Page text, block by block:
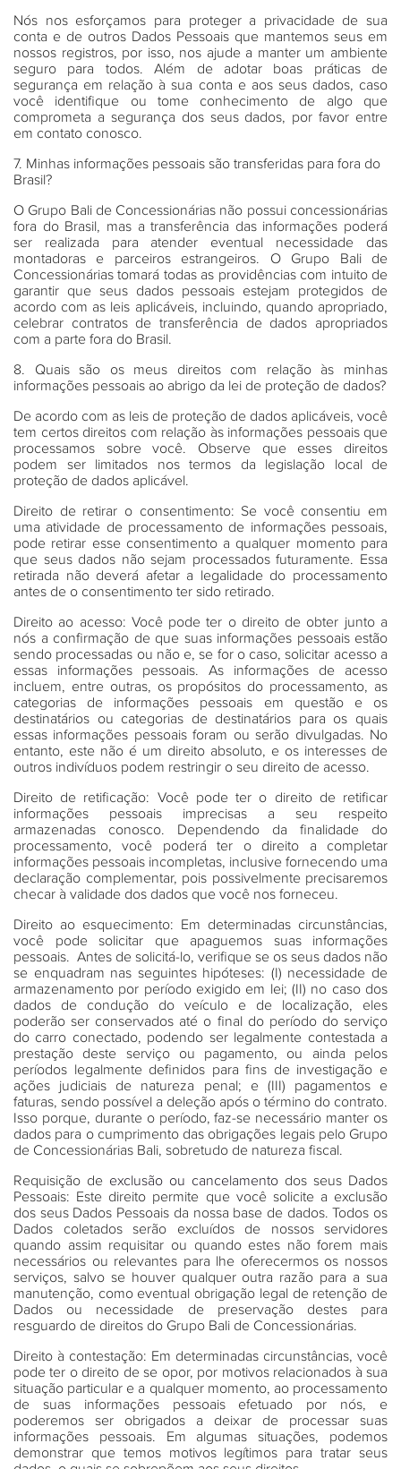
Nós nos esforçamos para proteger a privacidade de sua
conta e de outros Dados Pessoais que mantemos seus em
nossos registros, por isso, nos ajude a manter um ambiente
seguro para todos. Além de adotar boas práticas de
segurança em relação à sua conta e aos seus dados, caso
você identifique ou tome conhecimento de algo que
comprometa a segurança dos seus dados, por favor entre
em contato conosco.
7. Minhas informações pessoais são transferidas para fora do
Brasil?
O Grupo Bali de Concessionárias não possui concessionárias
fora do Brasil, mas a transferência das informações poderá
ser realizada para atender eventual necessidade das
montadoras e parceiros estrangeiros. O Grupo Bali de
Concessionárias tomará todas as providências com intuito de
garantir que seus dados pessoais estejam protegidos de
acordo com as leis aplicáveis, incluindo, quando apropriado,
celebrar contratos de transferência de dados apropriados
com a parte fora do Brasil.
8. Quais são os meus direitos com relação às minhas
informações pessoais ao abrigo da lei de proteção de dados?
De acordo com as leis de proteção de dados aplicáveis, você
tem certos direitos com relação às informações pessoais que
processamos sobre você. Observe que esses direitos
podem ser limitados nos termos da legislação local de
proteção de dados aplicável.
Direito de retirar o consentimento: Se você consentiu em
uma atividade de processamento de informações pessoais,
pode retirar esse consentimento a qualquer momento para
que seus dados não sejam processados futuramente. Essa
retirada não deverá afetar a legalidade do processamento
antes de o consentimento ter sido retirado.
Direito ao acesso: Você pode ter o direito de obter junto a
nós a confirmação de que suas informações pessoais estão
sendo processadas ou não e, se for o caso, solicitar acesso a
essas informações pessoais. As informações de acesso
incluem, entre outras, os propósitos do processamento, as
categorias de informações pessoais em questão e os
destinatários ou categorias de destinatários para os quais
essas informações pessoais foram ou serão divulgadas. No
entanto, este não é um direito absoluto, e os interesses de
outros indivíduos podem restringir o seu direito de acesso.
Direito de retificação: Você pode ter o direito de retificar
informações pessoais imprecisas a seu respeito
armazenadas conosco. Dependendo da finalidade do
processamento, você poderá ter o direito a completar
informações pessoais incompletas, inclusive fornecendo uma
declaração complementar, pois possivelmente precisaremos
checar à validade dos dados que você nos forneceu.
Direito ao esquecimento: Em determinadas circunstâncias,
você pode solicitar que apaguemos suas informações
pessoais. Antes de solicitá-lo, verifique se os seus dados não
se enquadram nas seguintes hipóteses: (I) necessidade de
armazenamento por período exigido em lei; (II) no caso dos
dados de condução do veículo e de localização, eles
poderão ser conservados até o final do período do serviço
do carro conectado, podendo ser legalmente contestada a
prestação deste serviço ou pagamento, ou ainda pelos
períodos legalmente definidos para fins de investigação e
ações judiciais de natureza penal; e (III) pagamentos e
faturas, sendo possível a deleção após o término do contrato.
Isso porque, durante o período, faz-se necessário manter os
dados para o cumprimento das obrigações legais pelo Grupo
de Concessionárias Bali, sobretudo de natureza fiscal.
Requisição de exclusão ou cancelamento dos seus Dados
Pessoais: Este direito permite que você solicite a exclusão
dos seus Dados Pessoais da nossa base de dados. Todos os
Dados coletados serão excluídos de nossos servidores
quando assim requisitar ou quando estes não forem mais
necessários ou relevantes para lhe oferecermos os nossos
serviços, salvo se houver qualquer outra razão para a sua
manutenção, como eventual obrigação legal de retenção de
Dados ou necessidade de preservação destes para
resguardo de direitos do Grupo Bali de Concessionárias.
Direito à contestação: Em determinadas circunstâncias, você
pode ter o direito de se opor, por motivos relacionados à sua
situação particular e a qualquer momento, ao processamento
de suas informações pessoais efetuado por nós, e
poderemos ser obrigados a deixar de processar suas
informações pessoais. Em algumas situações, podemos
demonstrar que temos motivos legítimos para tratar seus